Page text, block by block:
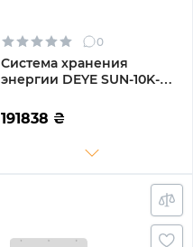
0
Система хранения
энергии DEYE SUN-10K-
10kW 15.36kWh 3BAT
LiFePO4 6500 циклов
191838 ₴